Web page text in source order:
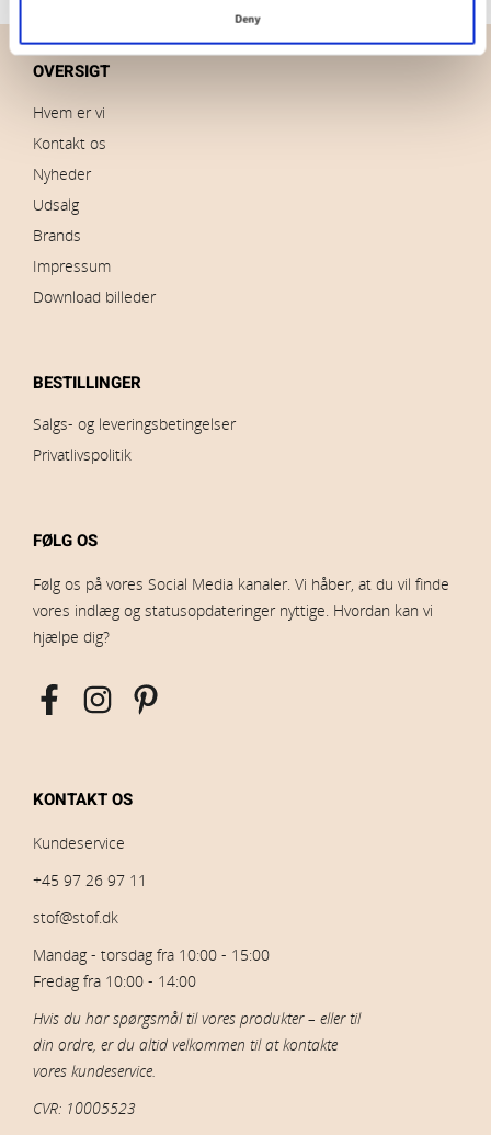
Deny
OVERSIGT
Hvem er vi
Kontakt os
Nyheder
Udsalg
Brands
Impressum
Download billeder
BESTILLINGER
Salgs- og leveringsbetingelser
Privatlivspolitik
FØLG OS
Følg os på vores Social Media kanaler. Vi håber, at du vil finde
vores indlæg og statusopdateringer nyttige. Hvordan kan vi
hjælpe dig?
KONTAKT OS
Kundeservice
+45 97 26 97 11
stof@stof.dk
Mandag - torsdag fra 10:00 - 15:00
Fredag fra 10:00 - 14:00
Hvis du har spørgsmål til vores produkter – eller til
din ordre, er du altid velkommen til at kontakte
vores kundeservice.
CVR: 10005523